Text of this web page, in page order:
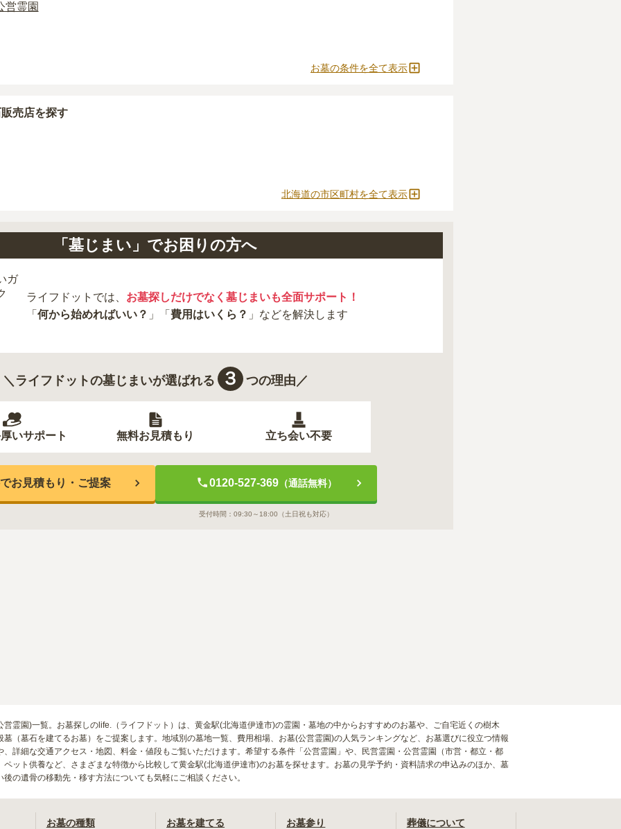
営霊園
お墓の条件を全て表示
売店を探す
北海道の市区町村を全て表示
「墓じまい」でお困りの方へ
ライフドットでは、 お墓探しだけでなく墓じまいも全面サポート！
「 何から始めればいい？ 」「 費用はいくら？ 」などを解決します
＼ライフドットの墓じまいが選ばれる ３ つの理由／
いサポート 無料お見積もり 立ち会い不要
お見積もり・ご提案 0120-527-369（通話無料）
受付時間： 09:30～18:00 （土日祝も対応）
営霊園)一覧。お墓探しのlife.（ライフドット）は、黄金駅(北海道伊達市)の霊園・墓地の中からおすすめのお墓や、ご自宅近くの樹木
（墓石を建てるお墓）をご提案します。地域別の墓地一覧、費用相場、お墓(公営霊園)の人気ランキングなど、お墓選びに役立つ情報
、詳細な交通アクセス・地図、料金・値段もご覧いただけます。希望する条件「公営霊園」や、民営霊園・公営霊園（市営・都立・都
ペット供養など、さまざまな特徴から比較して黄金駅(北海道伊達市)のお墓を探せます。お墓の見学予約・資料請求の申込みのほか、墓
の遺骨の移動先・移す方法についても気軽にご相談ください。
お墓の種類
お墓を建てる
お墓参り
葬儀について